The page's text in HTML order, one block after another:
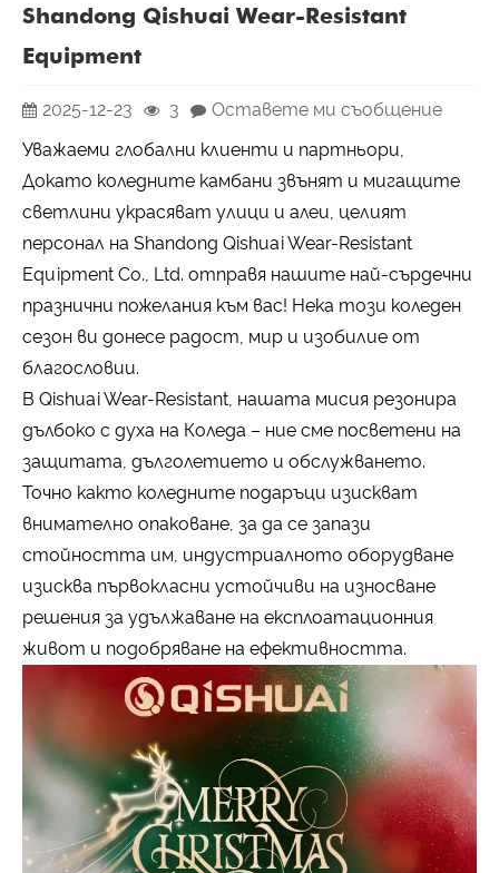
Shandong Qishuai Wear-Resistant
Equipment
2025-12-23 3
Оставете ми съобщение
Уважаеми глобални клиенти и партньори,
Докато коледните камбани звънят и мигащите
светлини украсяват улици и алеи, целият
персонал на Shandong Qishuai Wear-Resistant
Equipment Co., Ltd. отправя нашите най-сърдечни
празнични пожелания към вас! Нека този коледен
сезон ви донесе радост, мир и изобилие от
благословии.
В Qishuai Wear-Resistant, нашата мисия резонира
дълбоко с духа на Коледа – ние сме посветени на
защитата, дълголетието и обслужването.
Точно както коледните подаръци изискват
внимателно опаковане, за да се запази
стойността им, индустриалното оборудване
изисква първокласни устойчиви на износване
решения за удължаване на експлоатационния
живот и подобряване на ефективността.